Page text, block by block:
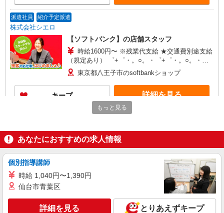
派遣社員 紹介予定派遣
株式会社シエロ
【ソフトバンク】の店舗スタッフ
時給1600円〜 ※残業代支給 ★交通費別途支給
（規定あり） ゜+゜・。○。・゜+゜・。○。・゜
+゜ 入社祝い金10万円支給(規定有) お友達を紹介
頂くと, インセンティブ支給(規定有) ★月2回払
い・週払い可能（規程有）★ ゜・。○。・゜
+゜・。○。・゜+゜
東京都八王子市のsoftbankショップ
キープ 詳細を見る
【エーユー】の店舗スタッフ
時給1400円〜 ※残業代支給 ★交通費別途支給
+゜ 入社祝い金10万円支給(規定有) お友達を紹介
頂くと, インセンティブ支給(規定有) ★月2回払
い・週払い可能（規程有）★ ゜・。○。・゜
+゜・。○。・゜+゜
東京都八王子市のauショップ
詳細を見る
もっと見る
あなたにおすすめの求人情報
個別指導講師
時給 1,040円〜1,390円
仙台市青葉区
詳細を見る とりあえずキープ